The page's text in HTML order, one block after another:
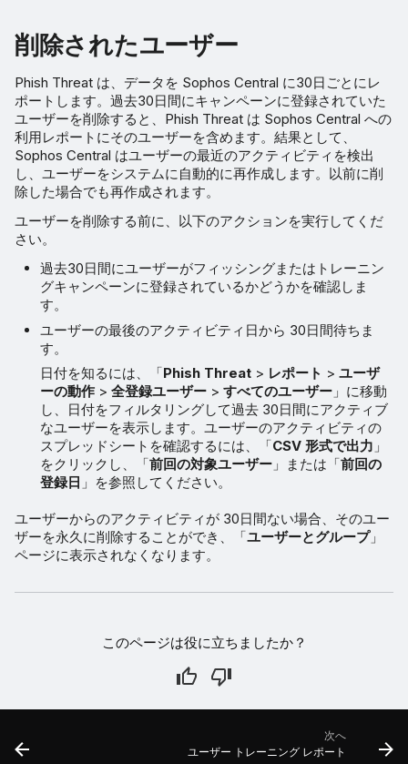
削除されたユーザー
Phish Threat は、データを Sophos Central に30日ごとにレ
ポートします。過去30日間にキャンペーンに登録されていた
ユーザーを削除すると、Phish Threat は Sophos Central への
利用レポートにそのユーザーを含めます。結果として、
Sophos Central はユーザーの最近のアクティビティを検出
し、ユーザーをシステムに自動的に再作成します。以前に削
除した場合でも再作成されます。
ユーザーを削除する前に、以下のアクションを実行してくだ
さい。
過去30日間にユーザーがフィッシングまたはトレーニン
グキャンペーンに登録されているかどうかを確認しま
す。
ユーザーの最後のアクティビティ日から 30日間待ちま
す。
日付を知るには、「Phish Threat > レポート >ユーザ
ーの動作 >全登録ユーザー >すべてのユーザー 」に移動
し、日付をフィルタリングして過去 30日間にアクティブ
なユーザーを表示します。ユーザーのアクティビティの
スプレッドシートを確認するには、「CSV 形式で出力 」
をクリックし、「前回の対象ユーザー 」または「前回の
登録日 」を参照してください。
ユーザーからのアクティビティが 30日間ない場合、そのユー
ザーを永久に削除することができ、「ユーザーとグループ」
ページに表示されなくなります。
このページは役に立ちましたか？
次へ
ユーザー トレーニング レポート